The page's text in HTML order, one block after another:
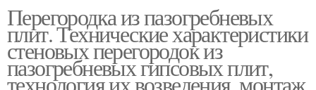
Перегородка из пазогребневых
плит. Технические характеристики
стеновых перегородок из
пазогребневых гипсовых плит,
технология их возведения, монтаж